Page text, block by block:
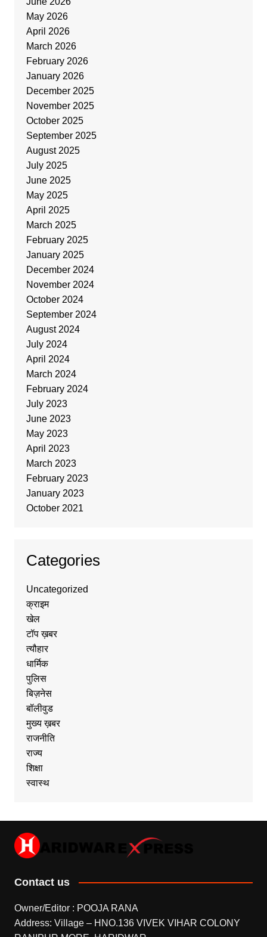
May 2026
April 2026
March 2026
February 2026
January 2026
December 2025
November 2025
October 2025
September 2025
August 2025
July 2025
June 2025
May 2025
April 2025
March 2025
February 2025
January 2025
December 2024
November 2024
October 2024
September 2024
August 2024
July 2024
April 2024
March 2024
February 2024
July 2023
June 2023
May 2023
April 2023
March 2023
February 2023
January 2023
October 2021
Categories
Uncategorized
क्राइम
खेल
टॉप ख़बर
त्यौहार
धार्मिक
पुलिस
बिज़नेस
बॉलीवुड
मुख्य ख़बर
राजनीति
राज्य
शिक्षा
स्वास्थ
Contact us
Owner/Editor : POOJA RANA
Address: Village – HNO.136 VIVEK VIHAR COLONY